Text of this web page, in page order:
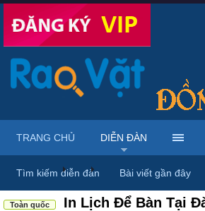
Diễn đàn ... Rao vặt tổng hợp - Uy
Toàn quốc
In Lịch Để Bàn Tại
TRANG CHỦ DIỄN ĐÀN
Tìm kiếm diễn đàn Bài viết gần đây